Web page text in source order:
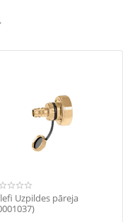
Uzpildes pāreja